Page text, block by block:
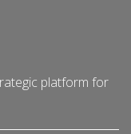
platform for